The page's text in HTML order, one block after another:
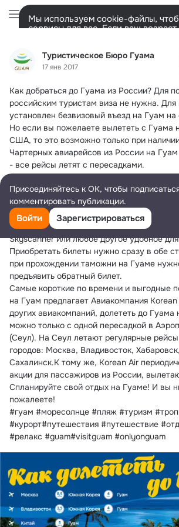
Туристическое Бюро Гуама
17 янв 2017
Как добраться до Гуама из России? Для
российским туристам виза не нужна.
установлен безвизовый въезд на Гуам
Но если вы пожелаете вылететь с Гуама
США, то это возможно только при
Чартерных авиарейсов из России на
- все рейсы летят с пересадками.
Вылететь на Гуам можно из всех
России, самостоятельно подобрав и
учетом своих пожеланий. Регулярные
Гуам из стран Азиатско-Тихоокеанского
подборки и стыковки рейсов
Skyscanner или любое другое удобное
Приобретать билеты нужно сразу в обе
при прохождении таможни на Гуаме
предъявить обратный билет.
Самые короткие по времени и выгодные
на Гуам предлагает Авиакомпания
других авиакомпаний, долететь до Гуама
можно только с одной пересадкой в
(Сеул). На Сеул летают регулярные
городов: Москва, Владивосток,
Сахалинск.К тому же, Korean Air
акции для пассажиров из России,
Спланируйте свой отдых на Гуаме! И вы
пожалеете!
#гуам #моресолнце #пляж #туризм
#курорт#путешествия #путешествие
#релакс #guam#visitguam #onlyonguam
Мы используем cookie-файлы,
сервисы для вас. Если ваш возраст
Разрешить все Настроить
Лента Участники
Дополнительная
колонка
Всё1 098 Обсуждаемые
Присоединяйтесь к ОК, чтобы
комментировать публикации.
Войти Зарегистрироваться